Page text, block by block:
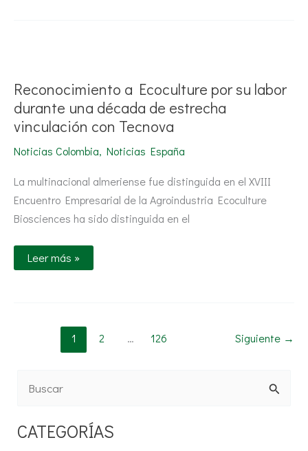
Reconocimiento a Ecoculture por su labor
durante una década de estrecha
vinculación con Tecnova
Noticias Colombia, Noticias España
La multinacional almeriense fue distinguida en el XVIII
Encuentro Empresarial de la Agroindustria Ecoculture
Biosciences ha sido distinguida en el
su
labor
durante
una
década
de
estrecha
con
Leer más »
1 2 … 126 Siguiente →
s
CATEGORÍAS